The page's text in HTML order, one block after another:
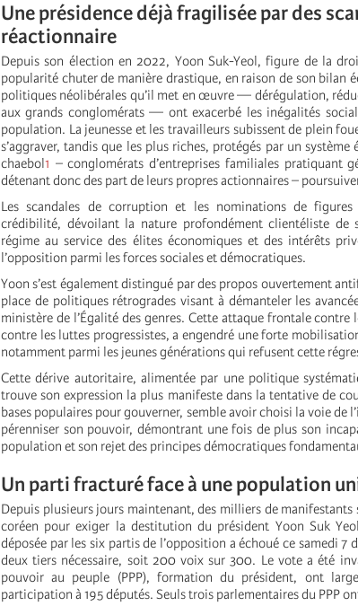
Une présidence déjà fragilisée par des
réactionnaire
Depuis son élection en 2022, Yoon Suk-Yeol, figure de la
popularité chuter de manière drastique, en raison de son bilan
politiques néolibérales qu’il met en œuvre — dérégulation,
aux grands conglomérats — ont exacerbé les inégalités
population. La jeunesse et les travailleurs subissent de plein
s’aggraver, tandis que les plus riches, protégés par un
chaebol1 – conglomérats d’entreprises familiales pratiquant
détenant donc des part de leurs propres actionnaires –
Les scandales de corruption et les nominations de
crédibilité, dévoilant la nature profondément clientéliste de
régime au service des élites économiques et des intérêts
l’opposition parmi les forces sociales et démocratiques.
Yoon s’est également distingué par des propos ouvertement
place de politiques rétrogrades visant à démanteler les
ministère de l’Égalité des genres. Cette attaque frontale
contre les luttes progressistes, a engendré une forte
notamment parmi les jeunes générations qui refusent cette
Cette dérive autoritaire, alimentée par une politique
trouve son expression la plus manifeste dans la tentative de
bases populaires pour gouverner, semble avoir choisi la voie de
pérenniser son pouvoir, démontrant une fois de plus son
population et son rejet des principes démocratiques
Un parti fracturé face à une population
Depuis plusieurs jours maintenant, des milliers de manifestants
coréen pour exiger la destitution du président Yoon Suk
déposée par les six partis de l’opposition a échoué ce samedi
deux tiers nécessaire, soit 200 voix sur 300. Le vote a été
pouvoir au peuple (PPP), formation du président, ont
participation à 195 députés. Seuls trois parlementaires du PPP